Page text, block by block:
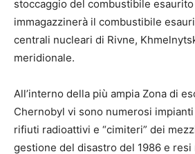
stoccaggio del combustibile
immagazzinerà il combustibile
centrali nucleari di Rivne,
meridionale.
All’interno della più ampia Zona di
Chernobyl vi sono numerosi
rifiuti radioattivi e “cimiteri” dei
gestione del disastro del 1986 e resi